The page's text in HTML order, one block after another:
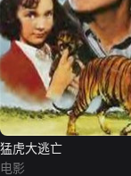
猛虎大逃亡
电影